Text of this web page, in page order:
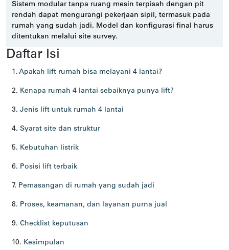
Sistem modular tanpa ruang mesin terpisah dengan pit
rendah dapat mengurangi pekerjaan sipil, termasuk pada
rumah yang sudah jadi. Model dan konfigurasi final harus
ditentukan melalui site survey.
Daftar Isi
1.Apakah lift rumah bisa melayani 4 lantai?
2. Kenapa rumah 4 lantai sebaiknya punya lift?
3.Jenis lift untuk rumah 4 lantai
4.Syarat site dan struktur
5. Kebutuhan listrik
6. Posisi lift terbaik
7. Pemasangan di rumah yang sudah jadi
8. Proses, keamanan, dan layanan purna jual
9.Checklist keputusan
10. Kesimpulan